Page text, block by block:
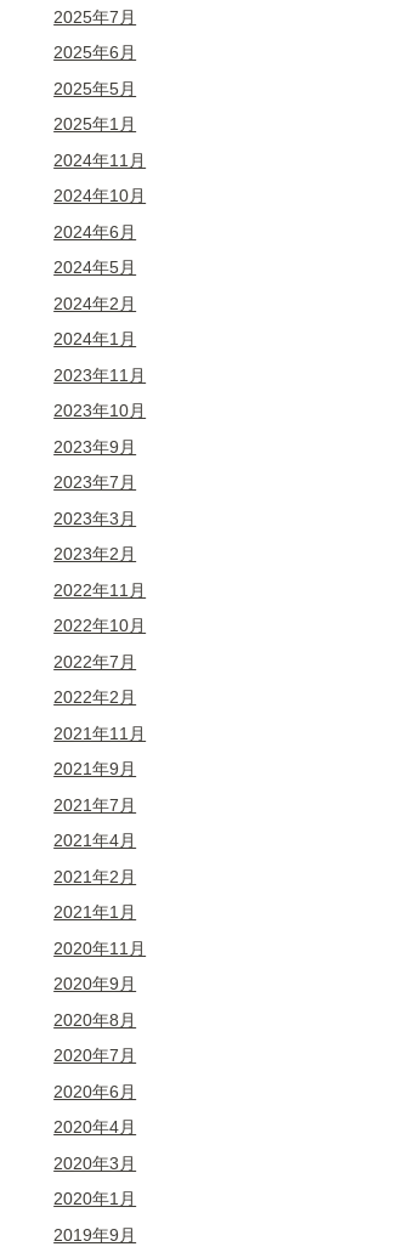
2025年7月
2025年6月
2025年5月
2025年1月
2024年11月
2024年10月
2024年6月
2024年5月
2024年2月
2024年1月
2023年11月
2023年10月
2023年9月
2023年7月
2023年3月
2023年2月
2022年11月
2022年10月
2022年7月
2022年2月
2021年11月
2021年9月
2021年7月
2021年4月
2021年2月
2021年1月
2020年11月
2020年9月
2020年8月
2020年7月
2020年6月
2020年4月
2020年3月
2020年1月
2019年9月